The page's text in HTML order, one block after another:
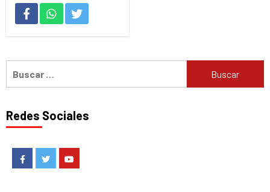
Redes Sociales
FacebookTwitter